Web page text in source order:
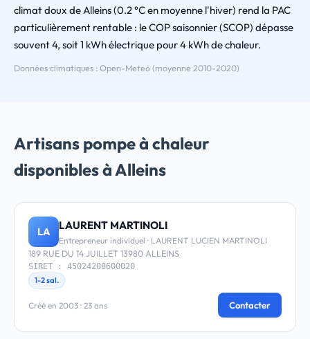
climat doux de Alleins (0.2 °C en moyenne l'hiver) rend la PAC
particulièrement rentable : le COP saisonnier (SCOP) dépasse
souvent 4, soit 1 kWh électrique pour 4 kWh de chaleur.
Données climatiques : Open-Meteo (moyenne 2010-2020)
Artisans pompe à chaleur
disponibles à Alleins
LA LAURENT MARTINOLI
Entrepreneur individuel · LAURENT LUCIEN MARTINOLI
189 RUE DU 14 JUILLET 13980 ALLEINS
SIRET : 45024208600020
1-2 sal.
Créé en 2003 · 23 ans Contacter